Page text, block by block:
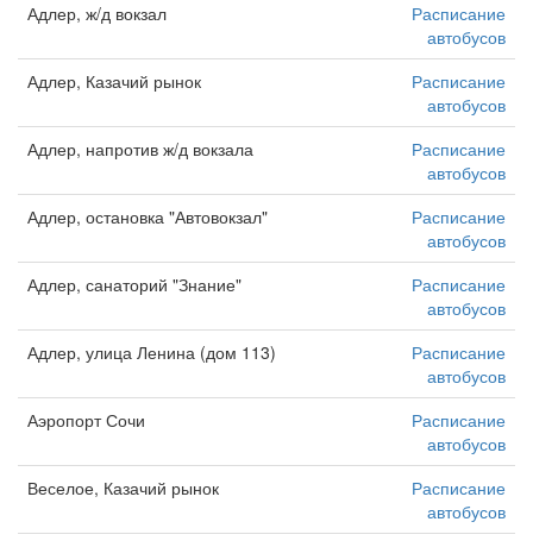
Адлер, ж/д вокзал
Расписание
автобусов
Адлер, Казачий рынок
Расписание
автобусов
Адлер, напротив ж/д вокзала
Расписание
автобусов
Адлер, остановка "Автовокзал"
Расписание
автобусов
Адлер, санаторий "Знание"
Расписание
автобусов
Адлер, улица Ленина (дом 113)
Расписание
автобусов
Аэропорт Сочи
Расписание
автобусов
Веселое, Казачий рынок
Расписание
автобусов